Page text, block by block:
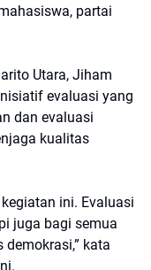
partai
Utara, Jiham
evaluasi yang
dan evaluasi
kualitas
ini. Evaluasi
juga bagi semua
kata